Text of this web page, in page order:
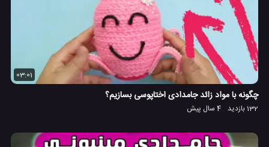
03:01
چگونه با مواد زائد جامدادی اختاپوسی بسازیم؟
132 بازدید 4 سال پیش